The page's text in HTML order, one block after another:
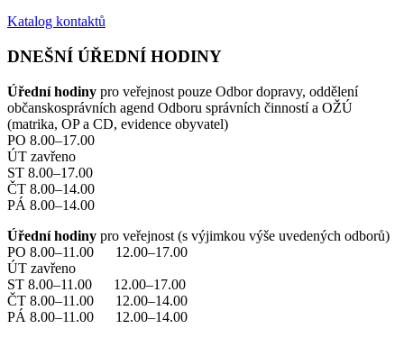
Katalog kontaktů
DNEŠNÍ ÚŘEDNÍ HODINY
Úřední hodiny pro veřejnost pouze Odbor dopravy, oddělení
občanskosprávních agend Odboru správních činností a OŽÚ
(matrika, OP a CD, evidence obyvatel)
PO 8.00–17.00
ÚT zavřeno
ST 8.00–17.00
ČT 8.00–14.00
PÁ 8.00–14.00
Úřední hodiny pro veřejnost (s výjimkou výše uvedených odborů)
PO 8.00–11.00 12.00–17.00
ÚT zavřeno
ST 8.00–11.00 12.00–17.00
ČT 8.00–11.00 12.00–14.00
PÁ 8.00–11.00 12.00–14.00